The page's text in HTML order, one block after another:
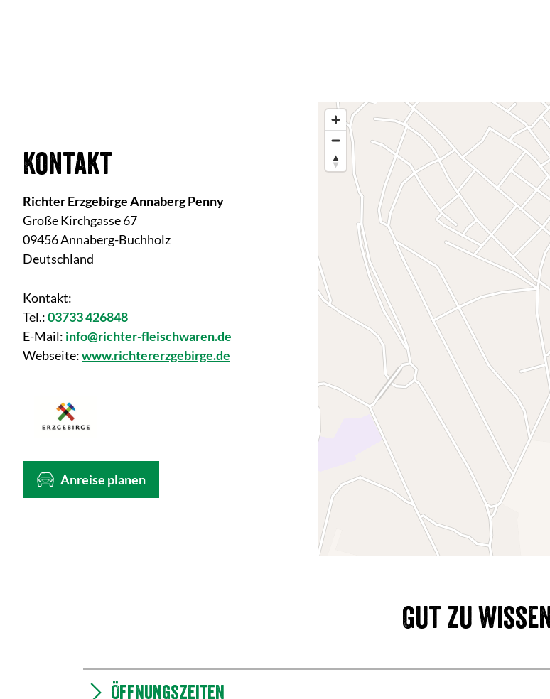
Kontakt
Richter Erzgebirge Annaberg Penny
Große Kirchgasse 67
09456 Annaberg-Buchholz
Deutschland
Kontakt:
Tel.:03733 426848
E-Mail: info@richter-fleischwaren.de
Webseite:www.richtererzgebirge.de
Anreise planen
Gut zu wissen
Öffnungszeiten